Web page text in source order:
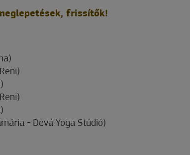
frissítők!
- Devá Yoga Stúdió)